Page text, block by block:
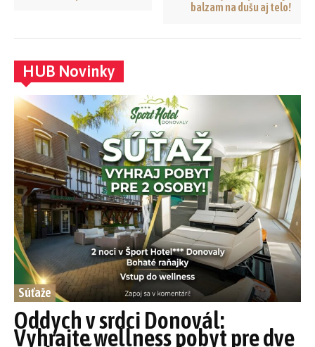
balzam na dušu aj telo!
HUB Novinky
Súťaže
Oddych v srdci Donovál:
Vyhrajte wellness pobyt pre dve